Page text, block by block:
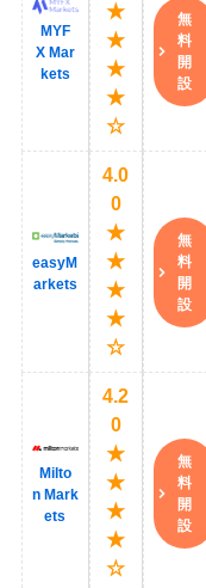
MYF
X Mar
kets
★
★
★
★
☆
無
料
開
設
easyM
arkets
4.0
0
★
★
★
★
☆
無
料
開
設
Milto
n Mark
ets
4.2
0
★
★
★
★
☆
無
料
開
設